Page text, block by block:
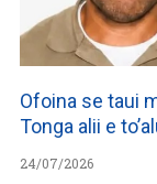
Ofoina se taui
Tonga alii e
24/07/2026